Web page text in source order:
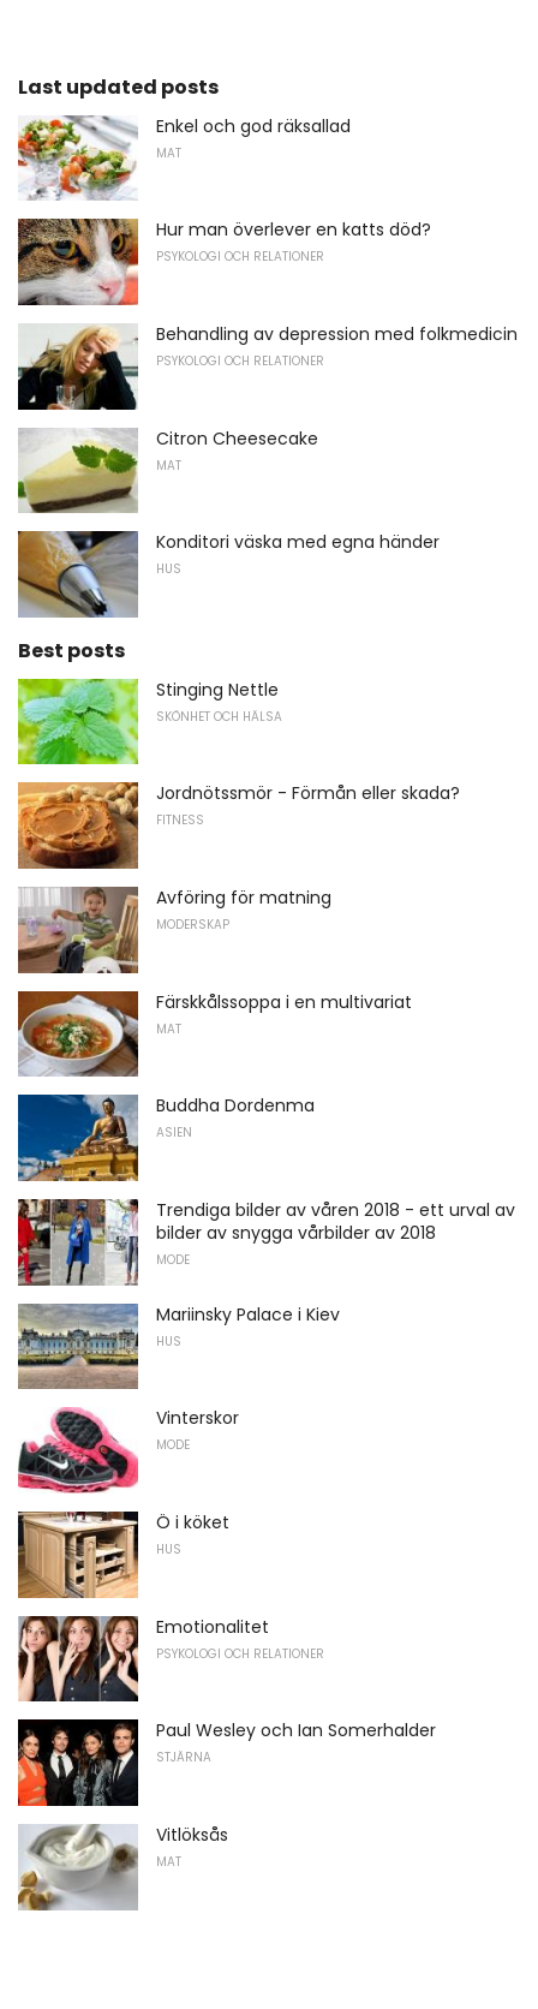
Last updated posts
Enkel och god räksallad
MAT
Hur man överlever en katts död?
PSYKOLOGI OCH RELATIONER
Behandling av depression med folkmedicin
PSYKOLOGI OCH RELATIONER
Citron Cheesecake
MAT
Konditori väska med egna händer
HUS
Best posts
Stinging Nettle
SKÖNHET OCH HÄLSA
Jordnötssmör - Förmån eller skada?
FITNESS
Avföring för matning
MODERSKAP
Färskkålssoppa i en multivariat
MAT
Buddha Dordenma
ASIEN
Trendiga bilder av våren 2018 - ett urval av
bilder av snygga vårbilder av 2018
MODE
Mariinsky Palace i Kiev
HUS
Vinterskor
MODE
Ö i köket
HUS
Emotionalitet
PSYKOLOGI OCH RELATIONER
Paul Wesley och Ian Somerhalder
STJÄRNA
Vitlöksås
MAT